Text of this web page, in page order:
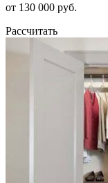
от 130 000 руб.
Рассчитать